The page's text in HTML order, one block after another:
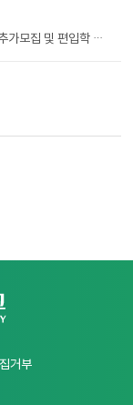
[대학원] 2026학년도 전기 일반대학원 신입생 추가모집 및 편입학 전형 안내
거부